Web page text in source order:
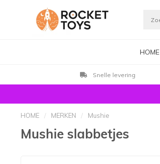
HOME
Klanten beoordelen ons met 9,3
HOME / MERKEN / Mushie
Mushie slabbetjes